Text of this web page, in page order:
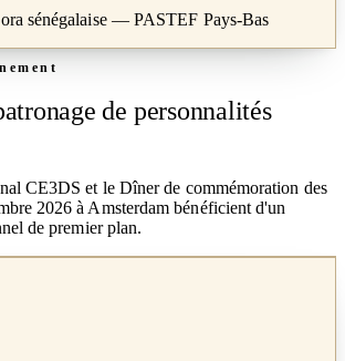
sénégalaise — PASTEF Pays-Bas
de personnalités
CE3DS et le Dîner de commémoration des
2026 à Amsterdam bénéficient d'un
de premier plan.